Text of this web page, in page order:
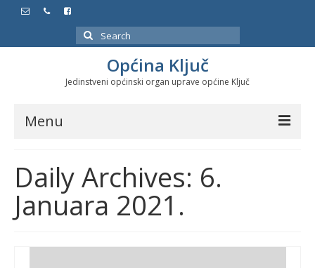
Search
for:
Općina Ključ
Jedinstveni općinski organ uprave općine Ključ
Menu
Službeni glasnici
Javne nabavke
Značajni datumi i manifestacije
Daily Archives: 6.
Januara 2021.